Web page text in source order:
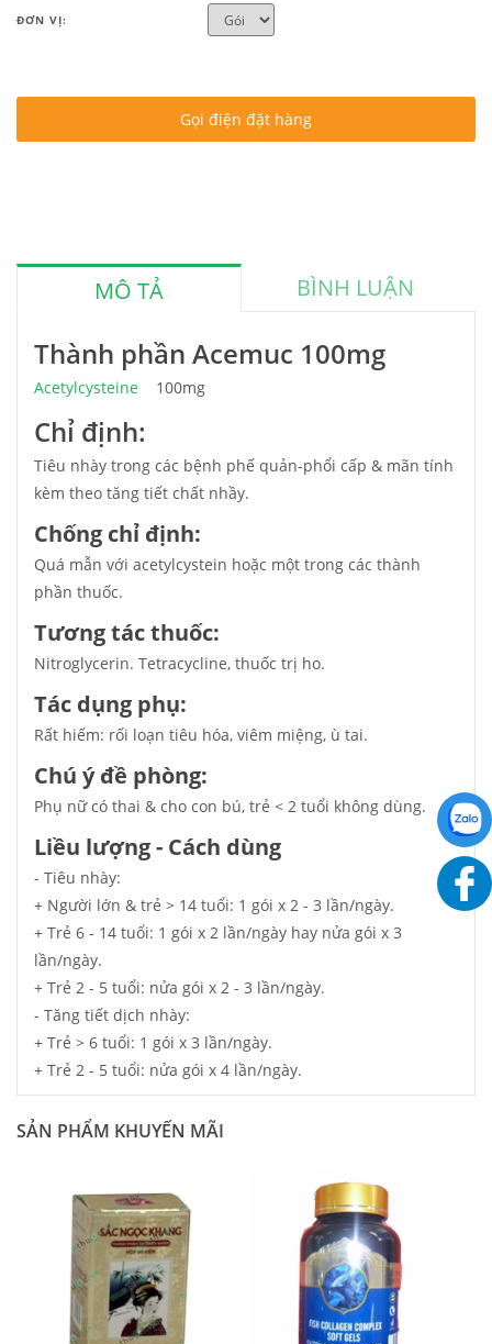
ĐƠN VỊ:
Gọi điện đặt hàng
MÔ TẢ BÌNH LUẬN
Thành phần Acemuc 100mg
Acetylcysteine 100mg
Chỉ định:
Tiêu nhày trong các bệnh phế quản-phổi cấp & mãn tính
kèm theo tăng tiết chất nhầy.
Chống chỉ định:
Quá mẫn với acetylcystein hoặc một trong các thành
phần thuốc.
Tương tác thuốc:
Nitroglycerin. Tetracycline, thuốc trị ho.
Tác dụng phụ:
Rất hiếm: rối loạn tiêu hóa, viêm miệng, ù tai.
Chú ý đề phòng:
Phụ nữ có thai & cho con bú, trẻ < 2 tuổi không dùng.
Liều lượng - Cách dùng
- Tiêu nhày:
+ Người lớn & trẻ > 14 tuổi: 1 gói x 2 - 3 lần/ngày.
+ Trẻ 6 - 14 tuổi: 1 gói x 2 lần/ngày hay nửa gói x 3
lần/ngày.
+ Trẻ 2 - 5 tuổi: nửa gói x 2 - 3 lần/ngày.
- Tăng tiết dịch nhày:
+ Trẻ > 6 tuổi: 1 gói x 3 lần/ngày.
+ Trẻ 2 - 5 tuổi: nửa gói x 4 lần/ngày.
SẢN PHẨM KHUYẾN MÃI